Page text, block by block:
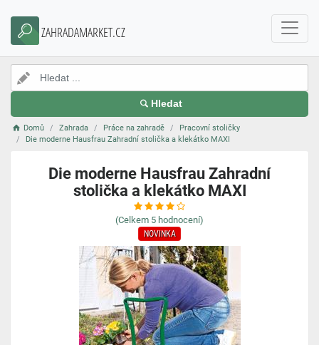
ZAHRADAMARKET.CZ
Hledat
Domů Zahrada Práce na zahradě
Pracovní stoličky
Die moderne Hausfrau Zahradní stolička a klekátko MAXI
Die moderne Hausfrau Zahradní
stolička a klekátko MAXI
(Celkem 5 hodnocení)
NOVINKA